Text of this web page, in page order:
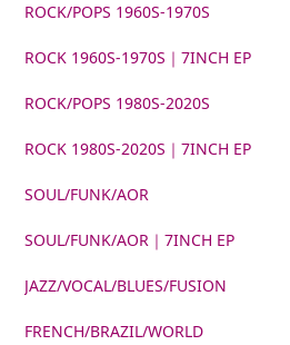
ROCK/POPS 1960S-1970S
ROCK 1960S-1970S｜7INCH EP
ROCK/POPS 1980S-2020S
ROCK 1980S-2020S｜7INCH EP
SOUL/FUNK/AOR
SOUL/FUNK/AOR｜7INCH EP
JAZZ/VOCAL/BLUES/FUSION
FRENCH/BRAZIL/WORLD